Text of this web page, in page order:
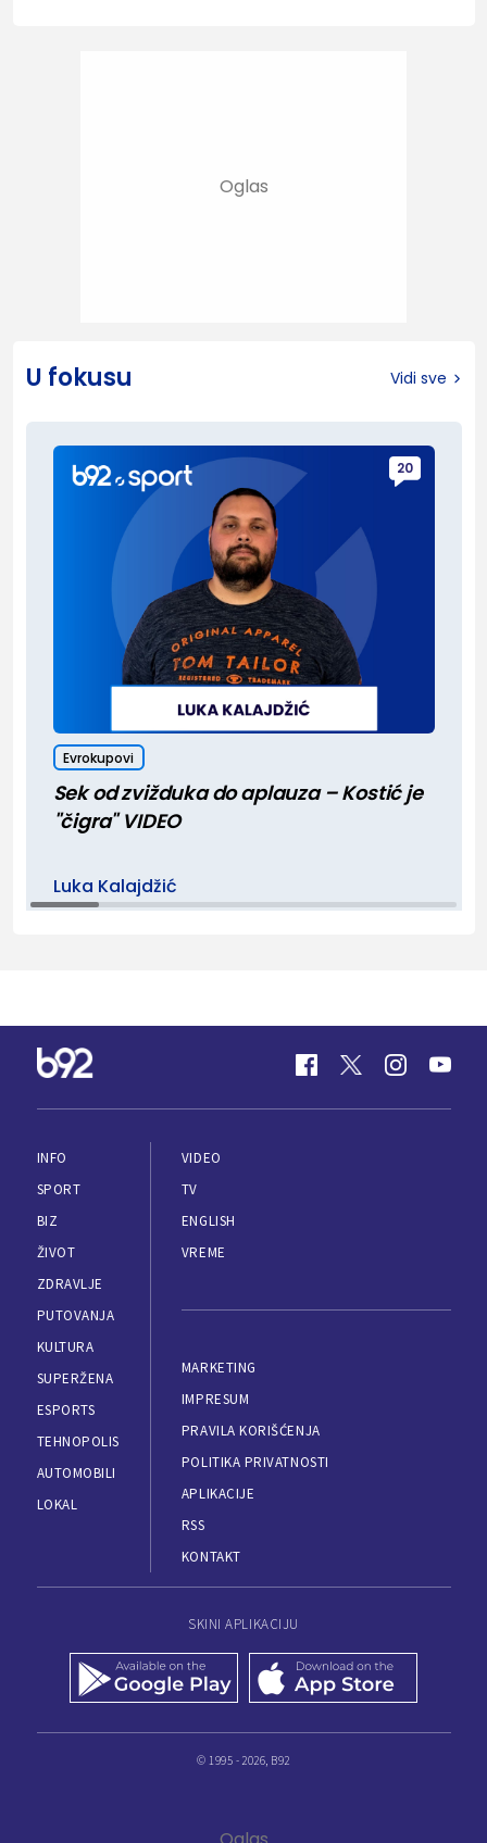
U fokusu Vidi sve
20
Evrokupovi
Sek od zvižduka do aplauza – Kostić je
"čigra" VIDEO
Luka Kalajdžić
INFO
SPORT
BIZ
ŽIVOT
ZDRAVLJE
PUTOVANJA
KULTURA
SUPERŽENA
ESPORTS
TEHNOPOLIS
AUTOMOBILI
LOKAL
VIDEO
TV
ENGLISH
VREME
MARKETING
IMPRESUM
PRAVILA KORIŠĆENJA
POLITIKA PRIVATNOSTI
APLIKACIJE
RSS
KONTAKT
SKINI APLIKACIJU
© 1995 - 2026, B92